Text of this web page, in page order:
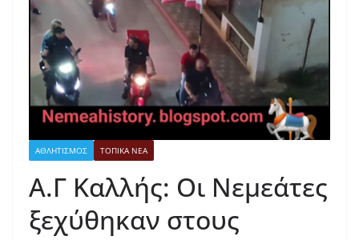
ΑΘΛΗΤΙΣΜΟΣ ΤΟΠΙΚΑ ΝΕΑ
Α.Γ Καλλής: Οι Νεμεάτες
ξεχύθηκαν στους